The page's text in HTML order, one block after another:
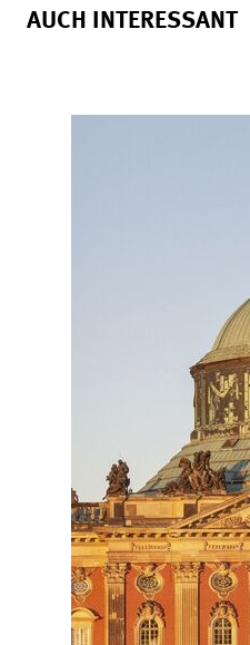
AUCH INTERESSANT